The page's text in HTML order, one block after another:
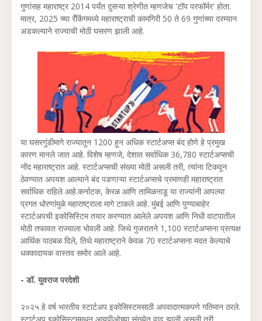
गुणांसह महाराष्ट्र 2014 पर्यंत दुसऱ्या श्रेणीत म्हणजेच 'टॉप परफॉर्मर' होता.
मात्र, 2025 च्या रँकिंगमध्ये महाराष्ट्राची कामगिरी 50 ते 69 गुणांच्या दरम्यान
अडकल्याने राज्याची मोठी घसरण झाली आहे.
या घसरगुंडीमागे राज्यातून 1200 हून अधिक स्टार्टअप्स बंद होणे हे प्रमुख
कारण मानले जात आहे. विशेष म्हणजे, देशात सर्वाधिक 36,780 स्टार्टअप्सची
नोंद महाराष्ट्रात आहे. स्टार्टअप्सची संख्या मोठी असली तरी, त्यांना टिकवून
ठेवण्यात अपयश आल्याने बंद पडणाऱ्या स्टार्टअप्सचे प्रमाणही महाराष्ट्रात
सर्वाधिक राहिले आहे.कर्नाटक, केरळ आणि तामिळनाडू या राज्यांनी आपल्या
प्रगत धोरणांमुळे महाराष्ट्राला मागे टाकले आहे. मुंबई आणि पुण्याबाहेर
स्टार्टअपची इकोसिस्टिम तयार करण्यात आलेले अपयश आणि निधी वाटपातील
मोठी तफावत राज्याला भोवली आहे. जिथे गुजरातने 1,100 स्टार्टअप्सना प्रत्यक्ष
आर्थिक पाठबळ दिले, तिथे महाराष्ट्राने केवळ 70 स्टार्टअप्सना मदत केल्याचे
धक्कादायक वास्तव समोर आले आहे.
- डॉ. युवराज परदेशी
२०२५ हे वर्ष भारतीय स्टार्टअप इकोसिस्टमसाठी अपवादात्मकपणे गतिमान ठरले.